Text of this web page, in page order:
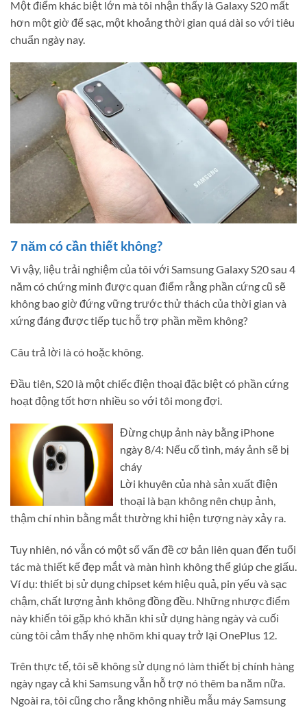
Một điểm khác biệt lớn mà tôi nhận thấy là Galaxy S20 mất
hơn một giờ để sạc, một khoảng thời gian quá dài so với tiêu
chuẩn ngày nay.
7 năm có cần thiết không?
Vì vậy, liệu trải nghiệm của tôi với Samsung Galaxy S20 sau 4
năm có chứng minh được quan điểm rằng phần cứng cũ sẽ
không bao giờ đứng vững trước thử thách của thời gian và
xứng đáng được tiếp tục hỗ trợ phần mềm không?
Câu trả lời là có hoặc không.
Đầu tiên, S20 là một chiếc điện thoại đặc biệt có phần cứng
hoạt động tốt hơn nhiều so với tôi mong đợi.
Đừng chụp ảnh này bằng iPhone
ngày 8/4: Nếu cố tình, máy ảnh sẽ bị
cháy
Lời khuyên của nhà sản xuất điện
thoại là bạn không nên chụp ảnh,
thậm chí nhìn bằng mắt thường khi hiện tượng này xảy ra.
Tuy nhiên, nó vẫn có một số vấn đề cơ bản liên quan đến tuổi
tác mà thiết kế đẹp mắt và màn hình không thể giúp che giấu.
Ví dụ: thiết bị sử dụng chipset kém hiệu quả, pin yếu và sạc
chậm, chất lượng ảnh không đồng đều. Những nhược điểm
này khiến tôi gặp khó khăn khi sử dụng hàng ngày và cuối
cùng tôi cảm thấy nhẹ nhõm khi quay trở lại OnePlus 12.
Trên thực tế, tôi sẽ không sử dụng nó làm thiết bị chính hàng
ngày ngay cả khi Samsung vẫn hỗ trợ nó thêm ba năm nữa.
Ngoài ra, tôi cũng cho rằng không nhiều mẫu máy Samsung